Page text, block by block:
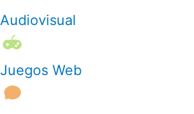
Top
Audiovisual
Juegos Web